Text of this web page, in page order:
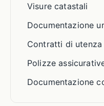
Visure catastali
Documentazione
Contratti di utenza
Polizze
Documentazione